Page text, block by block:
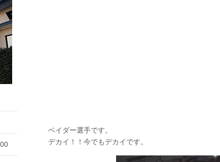
ベイダー選手です。
デカイ！！今でもデカイです。